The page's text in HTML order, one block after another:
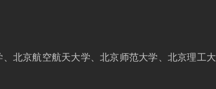
北京航空航天大学、北京师范大学、北京理工大